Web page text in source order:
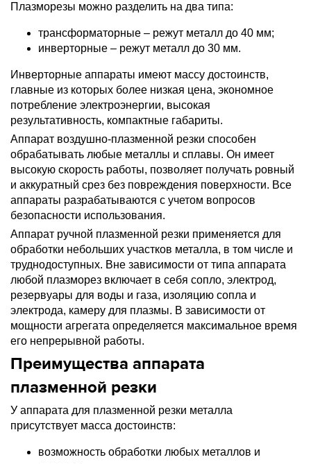
Плазморезы можно разделить на два типа:
трансформаторные – режут металл до 40 мм;
инверторные – режут металл до 30 мм.
Инверторные аппараты имеют массу достоинств,
главные из которых более низкая цена, экономное
потребление электроэнергии, высокая
результативность, компактные габариты.
Аппарат воздушно-плазменной резки способен
обрабатывать любые металлы и сплавы. Он имеет
высокую скорость работы, позволяет получать ровный
и аккуратный срез без повреждения поверхности. Все
аппараты разрабатываются с учетом вопросов
безопасности использования.
Аппарат ручной плазменной резки применяется для
обработки небольших участков металла, в том числе и
труднодоступных. Вне зависимости от типа аппарата
любой плазморез включает в себя сопло, электрод,
резервуары для воды и газа, изоляцию сопла и
электрода, камеру для плазмы. В зависимости от
мощности агрегата определяется максимальное время
его непрерывной работы.
Преимущества аппарата
плазменной резки
У аппарата для плазменной резки металла
присутствует масса достоинств:
возможность обработки любых металлов и